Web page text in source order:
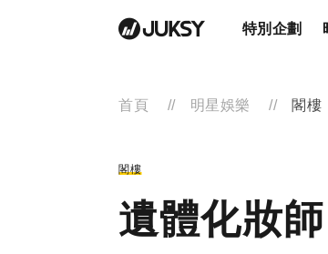
特別企劃
首頁 明星娛樂 閣樓
閣樓
遺體化妝